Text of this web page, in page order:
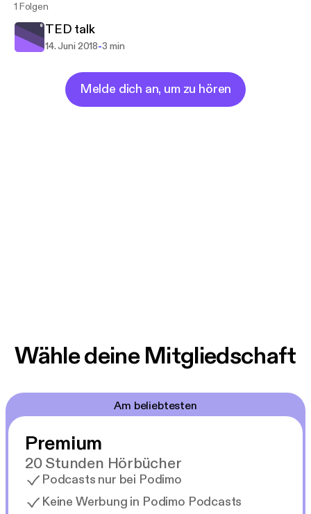
1 Folgen
TED talk
14. Juni 2018-3 min
Melde dich an, um zu hören
Wähle deine Mitgliedschaft
Am beliebtesten
Premium
20 Stunden Hörbücher
Podcasts nur bei Podimo
Keine Werbung in Podimo Podcasts